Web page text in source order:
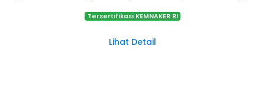
Tersertifikasi KEMNAKER RI
Lihat Detail